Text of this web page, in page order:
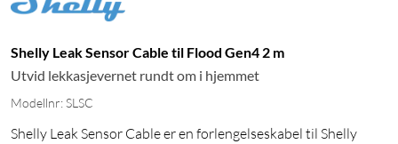
Shelly Leak Sensor Cable til Flood Gen4 2 m
Utvid lekkasjevernet rundt om i hjemmet
Modellnr: SLSC
Shelly Leak Sensor Cable er en forlengelseskabel til Shelly